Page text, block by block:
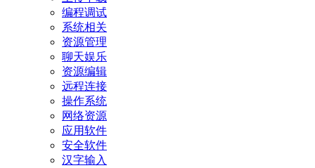
编程调试
系统相关
资源管理
聊天娱乐
资源编辑
远程连接
操作系统
网络资源
应用软件
安全软件
汉字输入